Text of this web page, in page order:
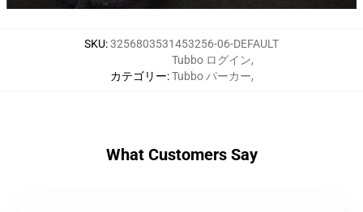
SKU:3256803531453256-06-DEFAULT
カテゴリー:
Tubbo ログイン,
Tubbo パーカー,
What Customers Say